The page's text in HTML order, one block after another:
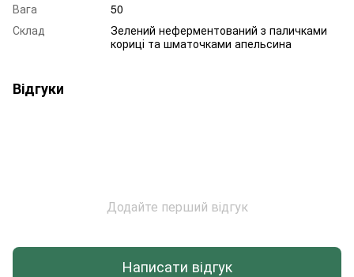
Вага
50
Склад
Зелений неферментований з паличками
кориці та шматочками апельсина
Відгуки
Додайте перший відгук
Написати відгук